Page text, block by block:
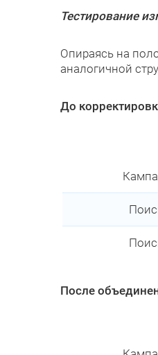
Тестирование
Опираясь на
аналогичной
До
После